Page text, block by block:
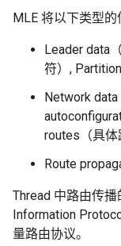
MLE 将以下类型
Leader data
符）,
Network
routes（具体
Route
Thread 中路由传
Information
量路由协议。